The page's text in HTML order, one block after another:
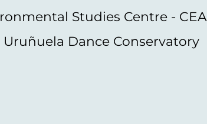
Studies Centre - CEA
Uruñuela Dance Conservatory